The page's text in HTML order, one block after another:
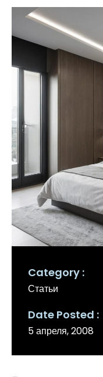
Category
Статьи
Date Posted
5 апреля, 2008